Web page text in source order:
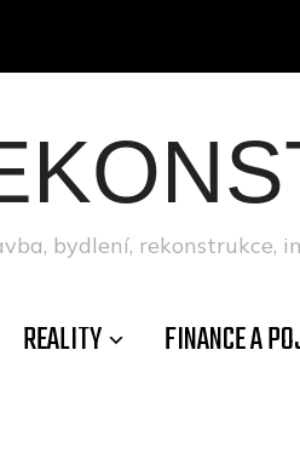
bydlení, rekonstrukce,
REALITY FINANCE A